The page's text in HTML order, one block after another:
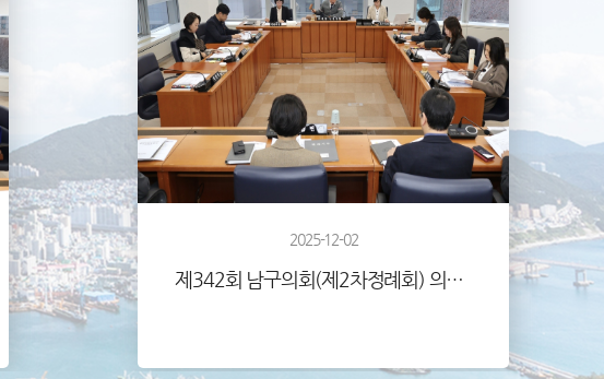
2025-12-02
제342회 남구의회(제2차정례회) 의정활동사진